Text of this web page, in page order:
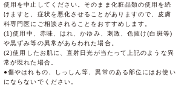
使用を中止してください。そのまま化粧品類の使用を続
けますと、症状を悪化させることがありますので、皮膚
科専門医にご相談されることをおすすめします。
(1)使用中、赤味、はれ、かゆみ、刺激、色抜け(白斑等)
や黒ずみ等の異常があらわれた場合。
(2)使用したお肌に、直射日光が当たって上記のような異
常が現れた場合。
●傷やはれもの、しっしん等、異常のある部位にはお使い
にならないでください。